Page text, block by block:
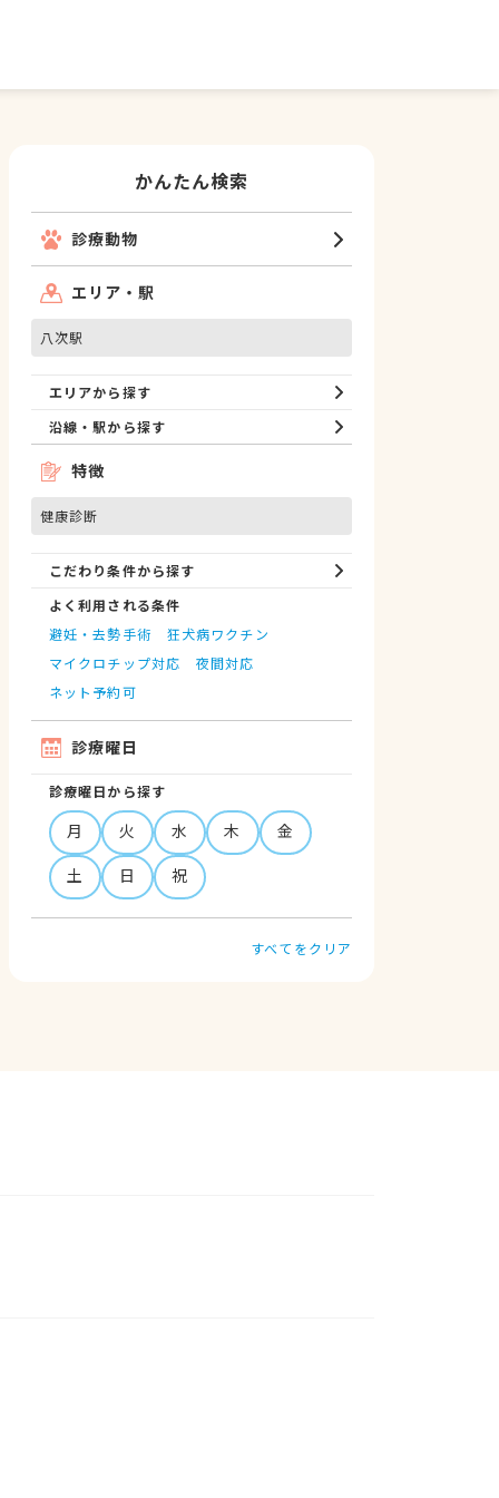
かんたん検索
診療動物
エリア・駅
八次駅
エリアから探す
沿線・駅から探す
特徴
健康診断
こだわり条件から探す
よく利用される条件
避妊・去勢手術
狂犬病ワクチン
マイクロチップ対応
夜間対応
ネット予約可
診療曜日
診療曜日から探す
月 火 水 木
金
土
日 祝
すべてをクリア